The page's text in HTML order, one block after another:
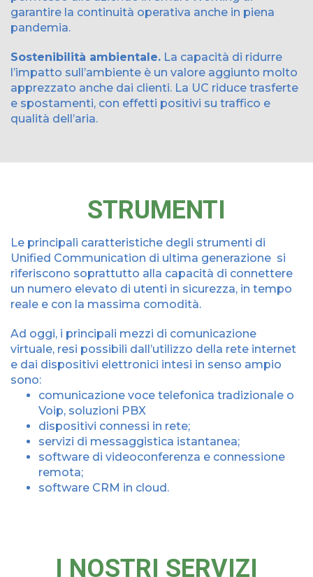
garantire la continuità operativa anche in piena
pandemia.
Sostenibilità ambientale. La capacità di ridurre
l’impatto sull’ambiente è un valore aggiunto molto
apprezzato anche dai clienti. La UC riduce trasferte
e spostamenti, con effetti positivi su traffico e
qualità dell’aria.
STRUMENTI
Le principali caratteristiche degli strumenti di
Unified Communication di ultima generazione si
riferiscono soprattutto alla capacità di connettere
un numero elevato di utenti in sicurezza, in tempo
reale e con la massima comodità.
Ad oggi, i principali mezzi di comunicazione
virtuale, resi possibili dall’utilizzo della rete internet
e dai dispositivi elettronici intesi in senso ampio
sono:
comunicazione voce telefonica tradizionale o
Voip, soluzioni PBX
dispositivi connessi in rete;
servizi di messaggistica istantanea;
software di videoconferenza e connessione
remota;
software CRM in cloud.
I NOSTRI SERVIZI